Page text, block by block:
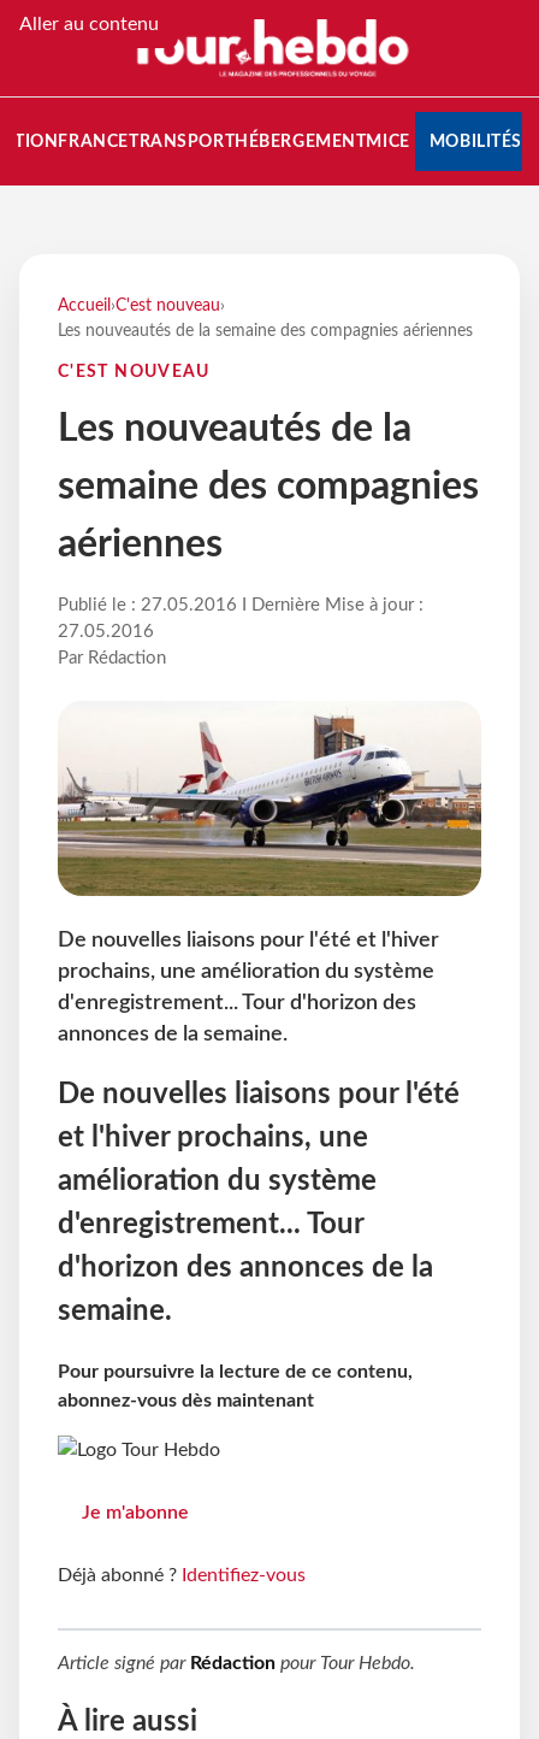
Aller au contenu
FRANCETRANSPORT HÉBERGEMENTMICE MOBILITÉS
Accueil ›C'est nouveau›
Les nouveautés de la semaine des compagnies aériennes
C'EST NOUVEAU
Les nouveautés de la
semaine des compagnies
aériennes
Publié le : 27.05.2016 I Dernière Mise à jour :
27.05.2016
Par Rédaction
De nouvelles liaisons pour l'été et l'hiver
prochains, une amélioration du système
d'enregistrement... Tour d'horizon des
annonces de la semaine.
De nouvelles liaisons pour l'été
et l'hiver prochains, une
amélioration du système
d'enregistrement... Tour
d'horizon des annonces de la
semaine.
Pour poursuivre la lecture de ce contenu,
abonnez-vous dès maintenant
Je m'abonne
Déjà abonné ? Identifiez-vous
Article signé par Rédaction pour Tour Hebdo.
À lire aussi